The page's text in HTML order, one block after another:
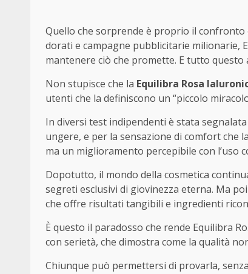
Quello che sorprende è proprio il
dorati e campagne pubblicitarie milionarie,
mantenere ciò che promette. E tutto questo
Non stupisce che la Equilibra Rosa
utenti che la definiscono un “piccolo
In diversi test indipendenti è stata
ungere, e per la sensazione di comfort che
ma un miglioramento percepibile con l’uso
Dopotutto, il mondo della cosmetica
segreti esclusivi di giovinezza eterna. Ma
che offre risultati tangibili e ingredienti
È questo il paradosso che rende Equilibra
con serietà, che dimostra come la qualità
Chiunque può permettersi di provarla,